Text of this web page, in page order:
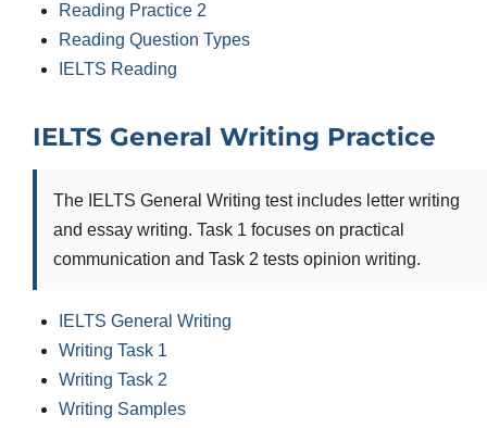
Reading Practice 2
Reading Question Types
IELTS Reading
IELTS General Writing Practice
The IELTS General Writing test includes letter writing
and essay writing. Task 1 focuses on practical
communication and Task 2 tests opinion writing.
IELTS General Writing
Writing Task 1
Writing Task 2
Writing Samples